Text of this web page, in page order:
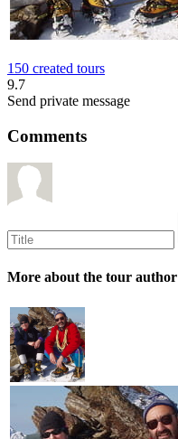
150 created tours
9.7
Send private message
Comments
More about the tour author